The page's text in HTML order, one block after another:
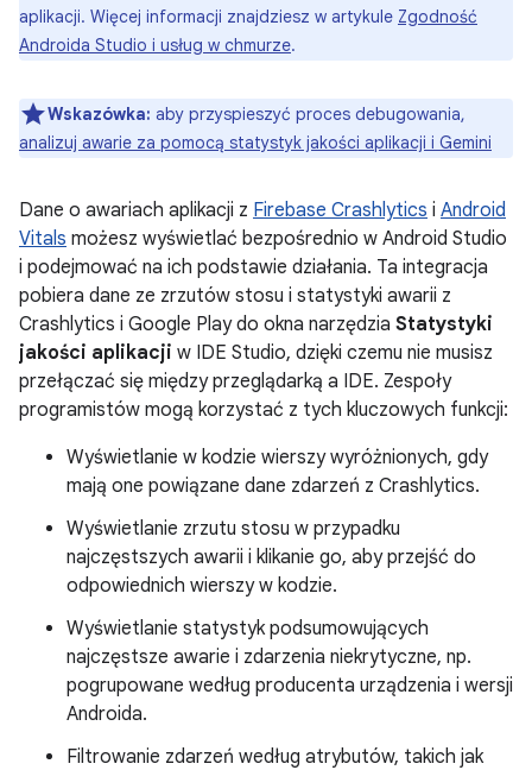
aplikacji. Więcej informacji znajdziesz w artykule Zgodność
Androida Studio i usług w chmurze.
Wskazówka: aby przyspieszyć proces debugowania,
analizuj awarie za pomocą statystyk jakości aplikacji i Gemini
Dane o awariach aplikacji z Firebase Crashlytics i Android
Vitals możesz wyświetlać bezpośrednio w Android Studio
i podejmować na ich podstawie działania. Ta integracja
pobiera dane ze zrzutów stosu i statystyki awarii z
Crashlytics i Google Play do okna narzędzia Statystyki
jakości aplikacji w IDE Studio, dzięki czemu nie musisz
przełączać się między przeglądarką a IDE. Zespoły
programistów mogą korzystać z tych kluczowych funkcji:
Wyświetlanie w kodzie wierszy wyróżnionych, gdy
mają one powiązane dane zdarzeń z Crashlytics.
Wyświetlanie zrzutu stosu w przypadku
najczęstszych awarii i klikanie go, aby przejść do
odpowiednich wierszy w kodzie.
Wyświetlanie statystyk podsumowujących
najczęstsze awarie i zdarzenia niekrytyczne, np.
pogrupowane według producenta urządzenia i wersji
Androida.
Filtrowanie zdarzeń według atrybutów, takich jak